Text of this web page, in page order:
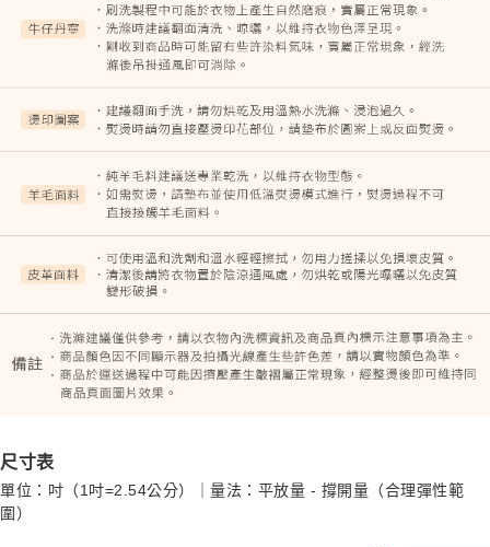
尺寸表
單位：吋（1吋=2.54公分）｜量法：平放量 - 撐開量（合理彈性範
圍）